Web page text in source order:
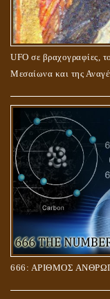
UFO σε βραχογραφίες,
Μεσαίωνα και της
666: ΑΡΙΘΜΟΣ